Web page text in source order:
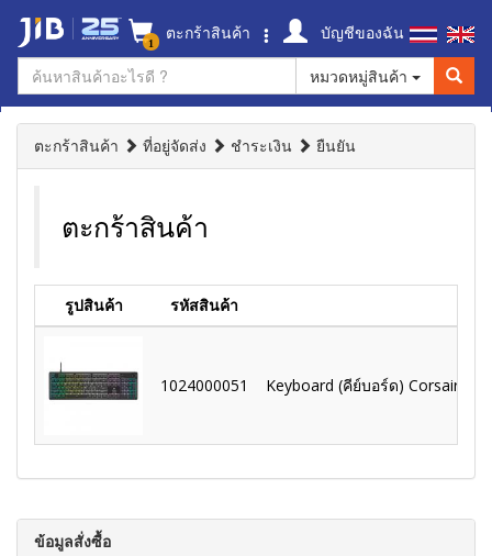
1 ตะกร้าสินค้า
บัญชีของฉัน
หมวดหมู่สินค้า
ตะกร้าสินค้า ที่อยู่จัดส่ง ชำระเงิน ยืนยัน
ตะกร้าสินค้า
รูปสินค้า รหัสสินค้า
1024000051 Keyboard (คีย์บอร์ด) Corsair
ข้อมูลสั่งซื้อ